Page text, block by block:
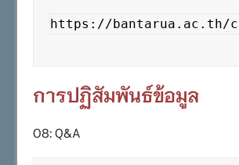
https://bantarua.ac.th/
การปฏิสัมพันธ์ข้อมูล
O8: Q&A